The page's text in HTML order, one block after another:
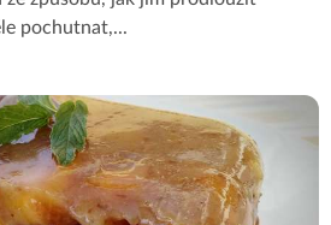
pochutnat,...